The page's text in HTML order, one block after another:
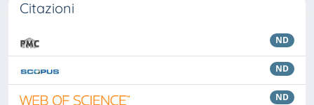
Citazioni
ND
ND
ND